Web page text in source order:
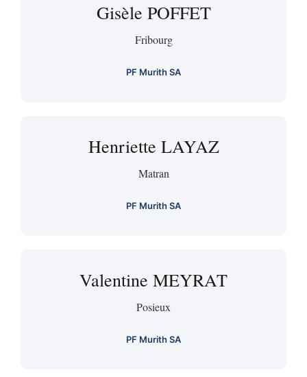
Gisèle POFFET
Fribourg
PF Murith SA
Henriette LAYAZ
Matran
PF Murith SA
Valentine MEYRAT
Posieux
PF Murith SA